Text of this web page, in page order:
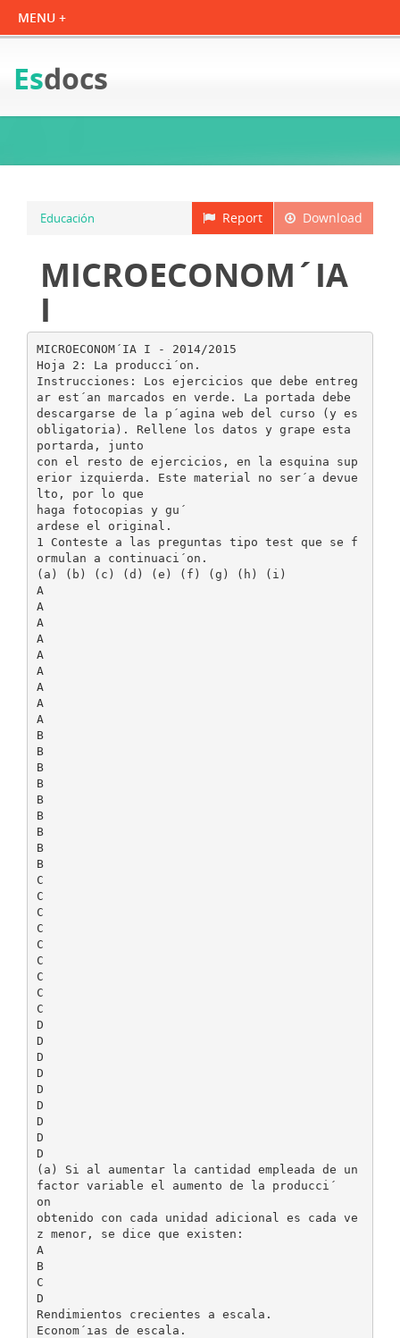
Esdocs
Download
Report
Educación
MICROECONOM´IA
I
MICROECONOM´IA I - 2014/2015
Hoja 2: La producci´on.
Instrucciones: Los ejercicios que debe entreg
ar est´an marcados en verde. La portada debe
descargarse de la p´agina web del curso (y es
obligatoria). Rellene los datos y grape esta
portarda, junto
con el resto de ejercicios, en la esquina sup
erior izquierda. Este material no ser´a devue
lto, por lo que
haga fotocopias y gu´
ardese el original.
1 Conteste a las preguntas tipo test que se f
ormulan a continuaci´on.
(a) (b) (c) (d) (e) (f) (g) (h) (i)
A
A
A
A
A
A
A
A
A
B
B
B
B
B
B
B
B
B
C
C
C
C
C
C
C
C
C
D
D
D
D
D
D
D
D
D
(a) Si al aumentar la cantidad empleada de un
factor variable el aumento de la producci´
on
obtenido con cada unidad adicional es cada ve
z menor, se dice que existen:
A
B
C
D
Rendimientos crecientes a escala.
Econom´ıas de escala.